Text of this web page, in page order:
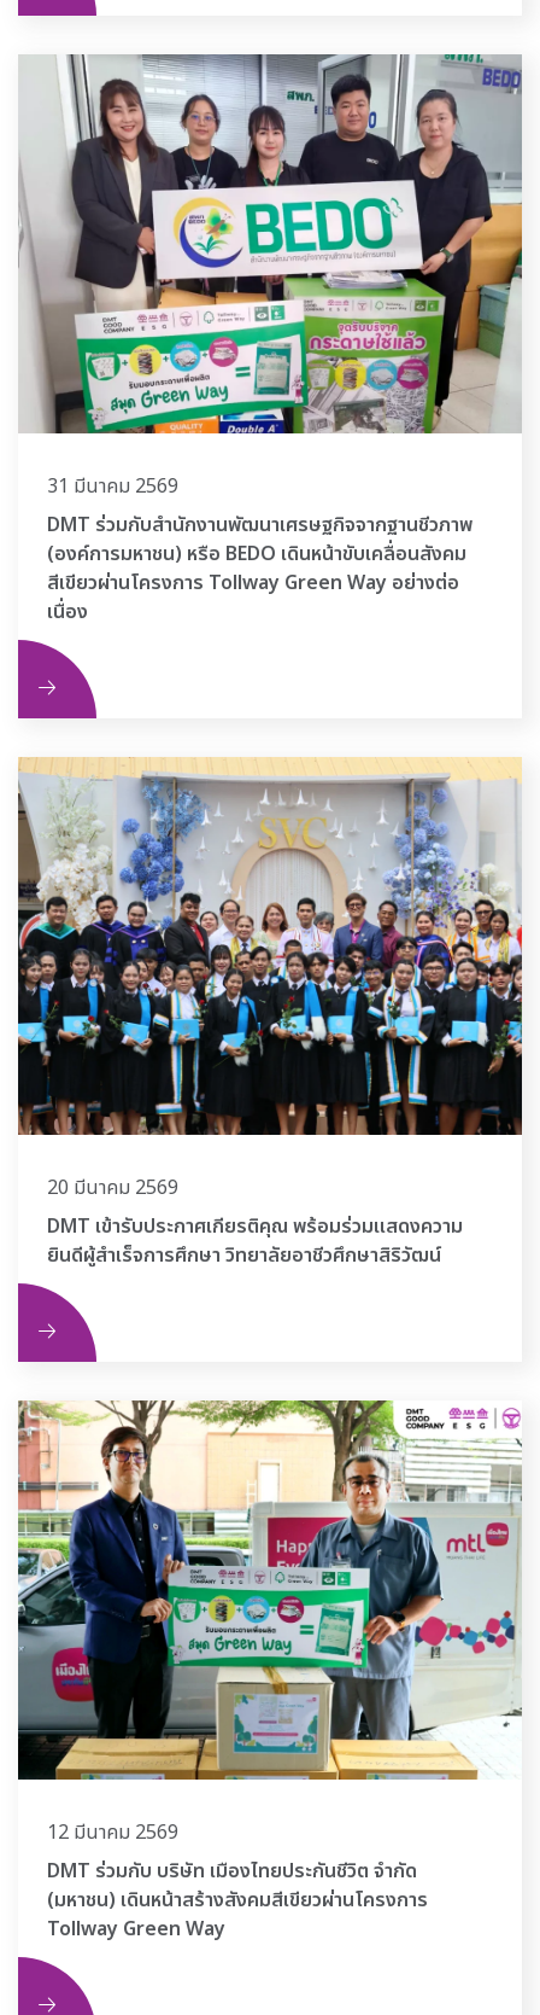
31 มีนาคม 2569
DMT ร่วมกับสำนักงานพัฒนาเศรษฐกิจจากฐานชีวภาพ
(องค์การมหาชน) หรือ BEDO เดินหน้าขับเคลื่อนสังคม
สีเขียวผ่านโครงการ Tollway Green Way อย่างต่อ
เนื่อง
20 มีนาคม 2569
DMT เข้ารับประกาศเกียรติคุณ พร้อมร่วมแสดงความ
ยินดีผู้สำเร็จการศึกษา วิทยาลัยอาชีวศึกษาสิริวัฒน์
12 มีนาคม 2569
DMT ร่วมกับ บริษัท เมืองไทยประกันชีวิต จำกัด
(มหาชน) เดินหน้าสร้างสังคมสีเขียวผ่านโครงการ
Tollway Green Way